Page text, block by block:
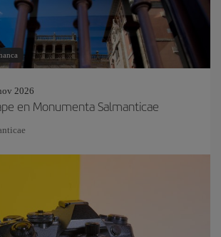
2026
en Monumenta Salmanticae